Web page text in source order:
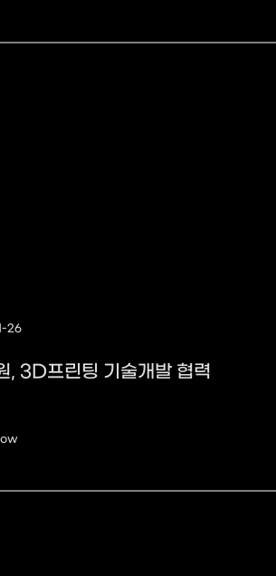
26
, 3D프린팅 기술개발 협력